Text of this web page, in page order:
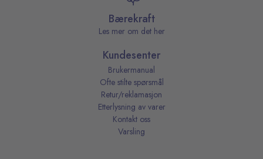
Bærekraft
Les mer om det her
Kundesenter
Brukermanual
Ofte stilte spørsmål
Retur/reklamasjon
Etterlysning av varer
Kontakt oss
Varsling